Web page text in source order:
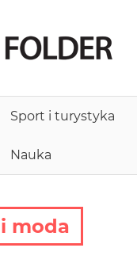
Sport i turystyka
Nauka
moda